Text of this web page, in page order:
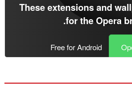
These extensions and
for theOpera
.
Free for Android